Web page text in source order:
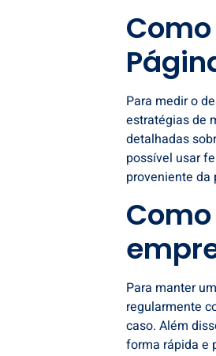
Para medir o
estratégias de
detalhadas
possível usar
proveniente da
Para manter
regularmente
caso. Além
forma rápida e